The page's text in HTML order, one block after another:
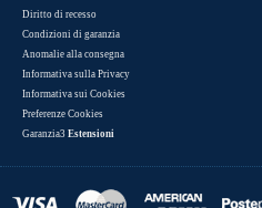
Diritto di recesso
Condizioni di garanzia
Anomalie alla consegna
Informativa sulla Privacy
Informativa sui Cookies
Preferenze Cookies
Garanzia3 Estensioni